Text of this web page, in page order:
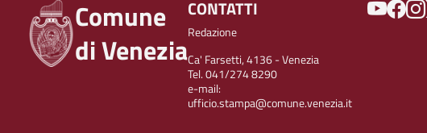
Comune
di Venezia
CONTATTI
Redazione
Ca' Farsetti, 4136 - Venezia
Tel. 041/274 8290
e-mail:
ufficio.stampa@comune.venezia.it